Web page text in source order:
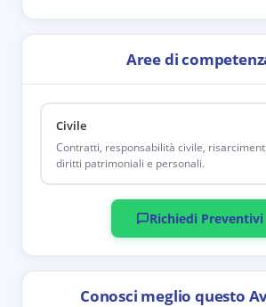
Aree di
Civile
Contratti, responsabilità civile,
diritti patrimoniali e personali.
Richiedi Preventivi
Conosci meglio questo